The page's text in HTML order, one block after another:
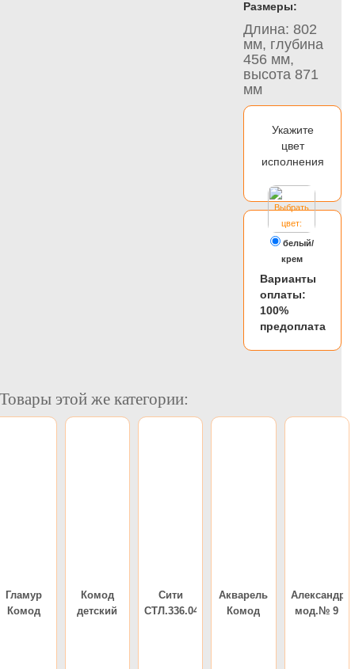
Размеры:
Длина: 802
мм, глубина
456 мм,
высота 871
мм
Укажите
цвет
исполнения
белый/
крем
Варианты
оплаты:
100%
предоплата
Товары этой же категории:
Гламур
Комод
Комод
детский
Сити
СТЛ.336.04
Акварель
Комод
мод.№ 9